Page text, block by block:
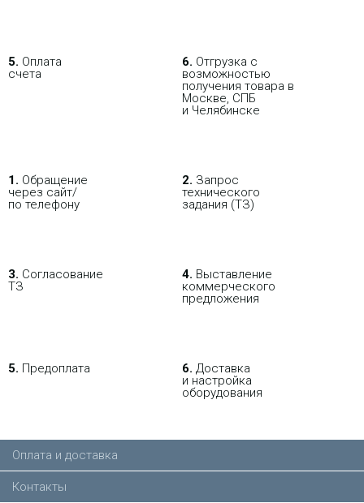
5. Оплата
счета
6. Отгрузка с
возможностью
получения товара в
Москве, СПБ
и Челябинске
1. Обращение
через сайт/
по телефону
2. Запрос
технического
задания (ТЗ)
3. Согласование
ТЗ
4. Выставление
коммерческого
предложения
5. Предоплата 6. Доставка
и настройка
оборудования
Оплата и доставка
Контакты